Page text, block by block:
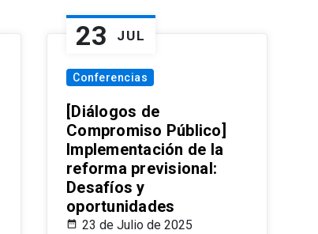
23 JUL
Conferencias
[Diálogos de
Compromiso Público]
Implementación de la
reforma previsional:
Desafíos y
oportunidades
23 de Julio de 2025